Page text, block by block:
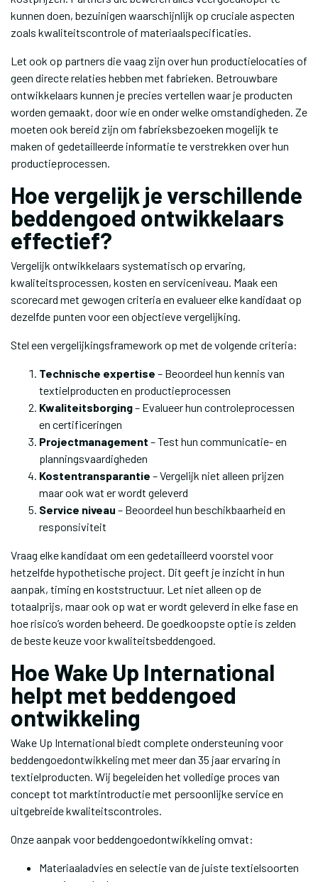
kunnen doen, bezuinigen waarschijnlijk op cruciale aspecten
zoals kwaliteitscontrole of materiaalspecificaties.
Let ook op partners die vaag zijn over hun productielocaties of
geen directe relaties hebben met fabrieken. Betrouwbare
ontwikkelaars kunnen je precies vertellen waar je producten
worden gemaakt, door wie en onder welke omstandigheden. Ze
moeten ook bereid zijn om fabrieksbezoeken mogelijk te
maken of gedetailleerde informatie te verstrekken over hun
productieprocessen.
Hoe vergelijk je verschillende
beddengoed ontwikkelaars
effectief?
Vergelijk ontwikkelaars systematisch op ervaring,
kwaliteitsprocessen, kosten en serviceniveau. Maak een
scorecard met gewogen criteria en evalueer elke kandidaat op
dezelfde punten voor een objectieve vergelijking.
Stel een vergelijkingsframework op met de volgende criteria:
Technische expertise – Beoordeel hun kennis van
textielproducten en productieprocessen
Kwaliteitsborging– Evalueer hun controleprocessen
en certificeringen
Projectmanagement – Test hun communicatie- en
planningsvaardigheden
Kostentransparantie – Vergelijk niet alleen prijzen
maar ook wat er wordt geleverd
Service niveau – Beoordeel hun beschikbaarheid en
responsiviteit
Vraag elke kandidaat om een gedetailleerd voorstel voor
hetzelfde hypothetische project. Dit geeft je inzicht in hun
aanpak, timing en koststructuur. Let niet alleen op de
totaalprijs, maar ook op wat er wordt geleverd in elke fase en
hoe risico’s worden beheerd. De goedkoopste optie is zelden
de beste keuze voor kwaliteitsbeddengoed.
Hoe Wake Up International
helpt met beddengoed
ontwikkeling
Wake Up International biedt complete ondersteuning voor
beddengoedontwikkeling met meer dan 35 jaar ervaring in
textielproducten. Wij begeleiden het volledige proces van
concept tot marktintroductie met persoonlijke service en
uitgebreide kwaliteitscontroles.
Onze aanpak voor beddengoedontwikkeling omvat:
Materiaaladvies en selectie van de juiste textielsoorten